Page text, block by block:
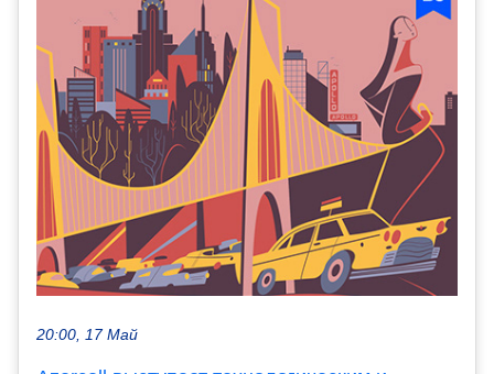
20:00, 17 Май